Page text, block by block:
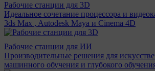
Рабочие станции для 3D
Идеальное сочетание процессора и
3ds Max , Autodesk Maya и Cinema 4D
Рабочие станции для ИИ
Производительные решения для
машинного обучения и глубокого